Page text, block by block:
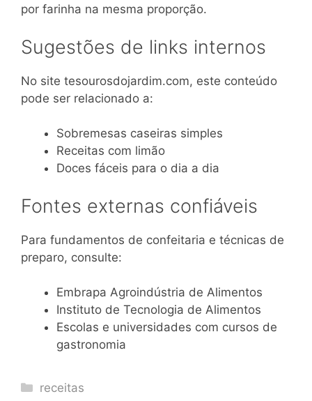
por farinha na mesma proporção.
Sugestões de links internos
No site tesourosdojardim.com, este conteúdo
pode ser relacionado a:
Sobremesas caseiras simples
Receitas com limão
Doces fáceis para o dia a dia
Fontes externas confiáveis
Para fundamentos de confeitaria e técnicas de
preparo, consulte:
Embrapa Agroindústria de Alimentos
Instituto de Tecnologia de Alimentos
Escolas e universidades com cursos de
gastronomia
Categories
receitas